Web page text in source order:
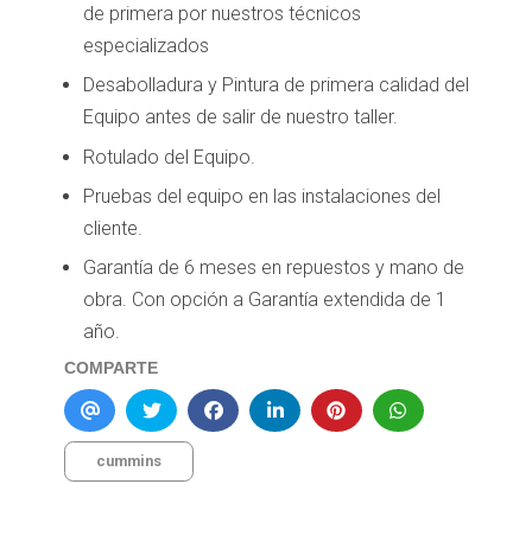
de primera por nuestros técnicos
especializados
Desabolladura y Pintura de primera calidad del
Equipo antes de salir de nuestro taller.
Rotulado del Equipo.
Pruebas del equipo en las instalaciones del
cliente.
Garantía de 6 meses en repuestos y mano de
obra. Con opción a Garantía extendida de 1
año.
COMPARTE
cummins